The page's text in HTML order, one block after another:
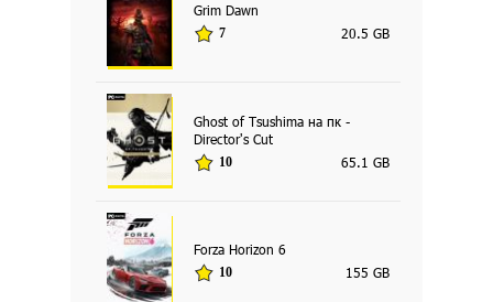
Grim Dawn
7 20.5 GB
Ghost of Tsushima на пк -
Director's Cut
10 65.1 GB
Forza Horizon 6
10 155 GB